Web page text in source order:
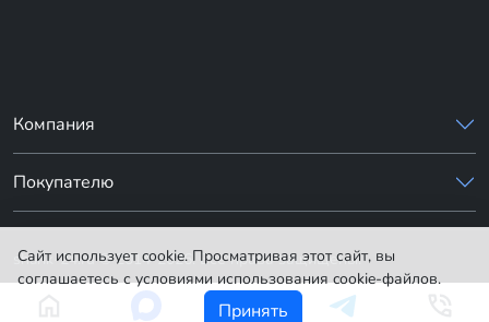
Компания
Покупателю
sharik-24.ru © 2014-2026. Все права защищены.
Сайт использует cookie. Просматривая этот сайт, вы
соглашаетесь с условиями использования cookie-файлов.
Принять